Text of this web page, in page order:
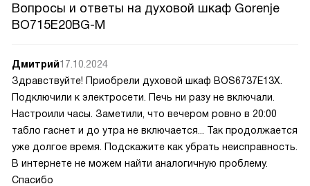
Вопросы и ответы на духовой шкаф Gorenje
BO715E20BG-M
Дмитрий17.10.2024
Здравствуйте! Приобрели духовой шкаф BOS6737E13X.
Подключили к электросети. Печь ни разу не включали.
Настроили часы. Заметили, что вечером ровно в 20:00
табло гаснет и до утра не включается... Так продолжается
уже долгое время. Подскажите как убрать неисправность.
В интернете не можем найти аналогичную проблему.
Спасибо